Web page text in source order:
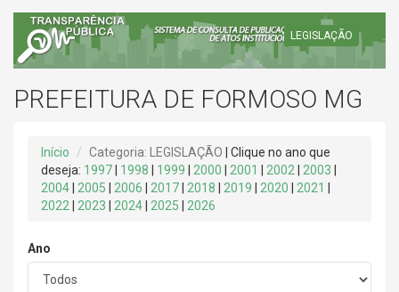
LEGISLAÇÃO
PREFEITURA DE FORMOSO MG
Início Categoria: LEGISLAÇÃO | Clique no ano que
deseja: 1997 1998 1999 2000 2001 2002 2003
2004
2005 2006 2017 2018 2019 2020 2021
2022
2023 2024 2025 2026
Ano